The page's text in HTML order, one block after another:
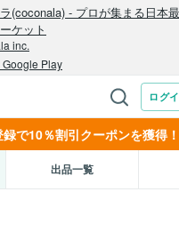
で10％割引クーポンを獲得！
出品一覧